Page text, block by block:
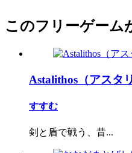
このフリーゲーム
Astalithos（アスタ
すすむ
剣と盾で戦う、昔...